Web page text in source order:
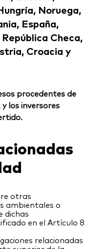
Noruega,
España,
Checa,
Croacia y
procedentes de
los inversores
otras
ambientales o
dichas
en el Artículo 8
relacionadas